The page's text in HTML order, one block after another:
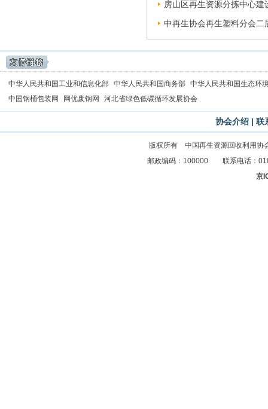
房山区再生资源分拣中心建
中再生协会再生塑料分会二
中华人民共和国工业和信息化部 中华人民共和国商务部 中华人民共和国生态环
中国钢桶包装网
网优废钢网 河北省绿色低碳循环发展协会
协会介绍 | 联
版权所有 中国再生资源回收利用
邮政编码：100000 联系电话：
京